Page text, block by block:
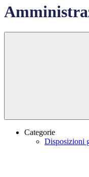
Categorie
Disposizioni